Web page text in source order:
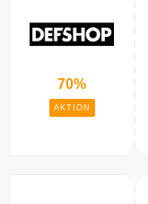
70%
AKTION